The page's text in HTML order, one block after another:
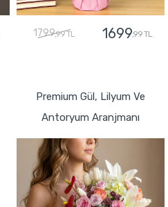
1799,99 TL 1699,99 TL
Premium Gül, Lilyum Ve
Antoryum Aranjmanı